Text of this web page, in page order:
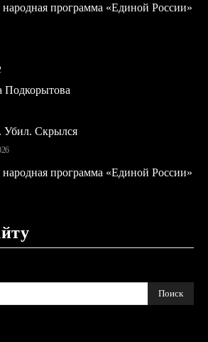
программа «Единой России»
Подкорытова
Убил. Скрылся
программа «Единой России»
Поиск